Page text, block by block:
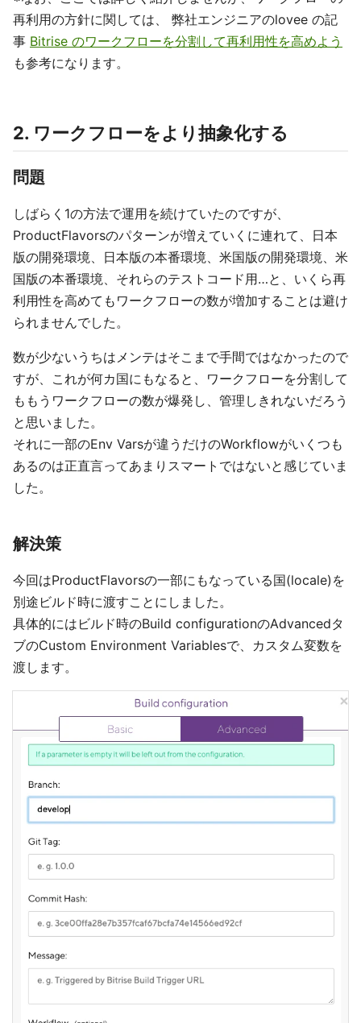
再利用の方針に関しては、 弊社エンジニアのlovee の記
事 Bitrise のワークフローを分割して再利用性を高めよう
も参考になります。
2. ワークフローをより抽象化する
問題
しばらく1の方法で運用を続けていたのですが、
ProductFlavorsのパターンが増えていくに連れて、日本
版の開発環境、日本版の本番環境、米国版の開発環境、米
国版の本番環境、それらのテストコード用…と、いくら再
利用性を高めてもワークフローの数が増加することは避け
られませんでした。
数が少ないうちはメンテはそこまで手間ではなかったので
すが、これが何カ国にもなると、ワークフローを分割して
ももうワークフローの数が爆発し、管理しきれないだろう
と思いました。
それに一部のEnv Varsが違うだけのWorkflowがいくつも
あるのは正直言ってあまりスマートではないと感じていま
した。
解決策
今回はProductFlavorsの一部にもなっている国(locale)を
別途ビルド時に渡すことにしました。
具体的にはビルド時のBuild configurationのAdvancedタ
ブのCustom Environment Variablesで、カスタム変数を
渡します。